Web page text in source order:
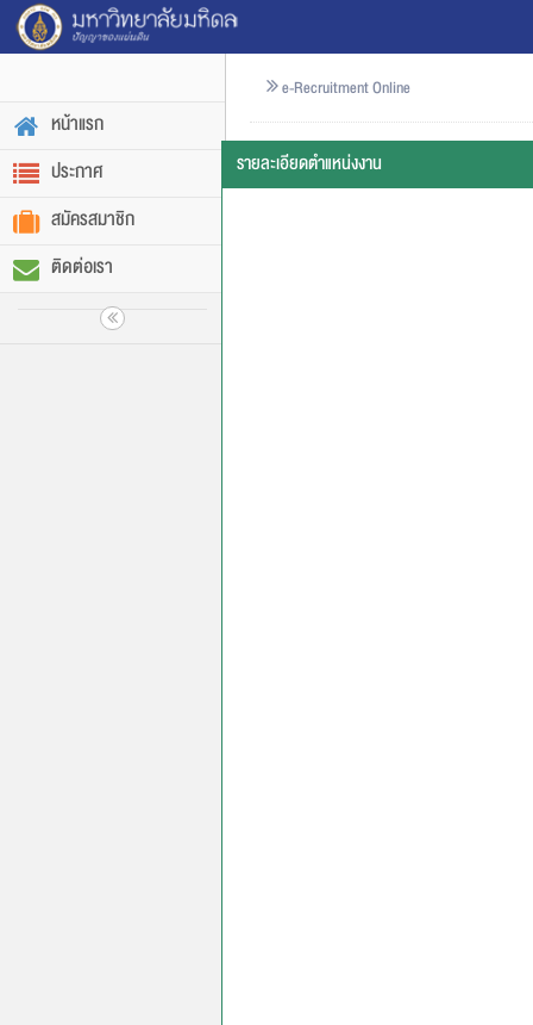
หน้าแรก
ประกาศ
สมัครสมาชิก
ติดต่อเรา
e-Recruitment Online
รายละเอียดตำแหน่งงาน